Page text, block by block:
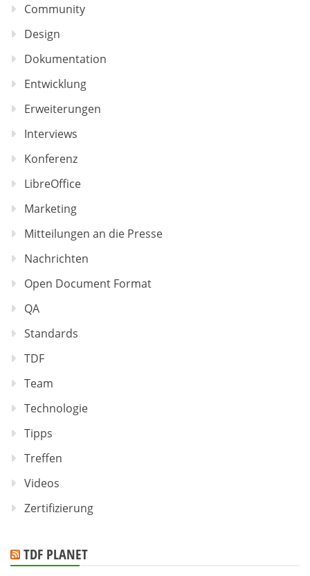
Community
Design
Dokumentation
Entwicklung
Erweiterungen
Interviews
Konferenz
LibreOffice
Marketing
Mitteilungen an die Presse
Nachrichten
Open Document Format
QA
Standards
TDF
Team
Technologie
Tipps
Treffen
Videos
Zertifizierung
TDF PLANET